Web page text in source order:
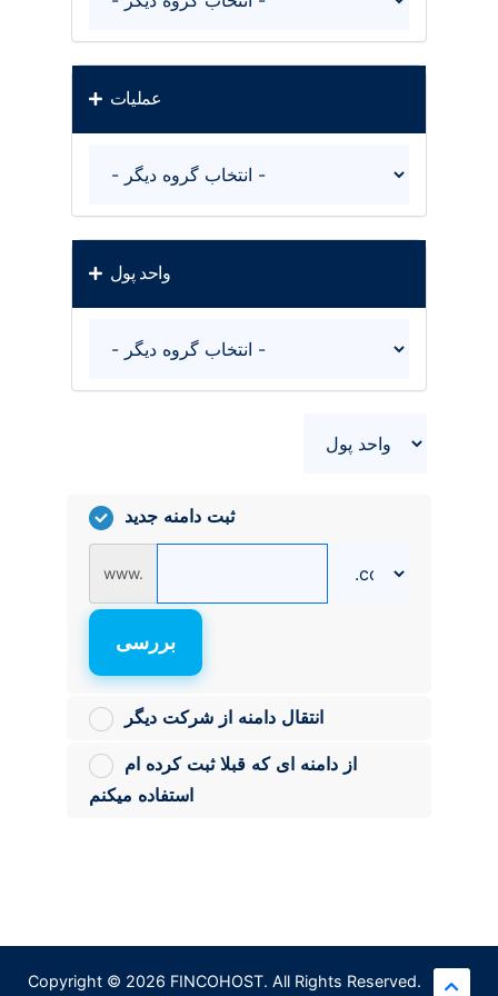
عملیات
واحد پول
ثبت دامنه جدید
www.
بررسی
انتقال دامنه از شرکت دیگر
از دامنه ای که قبلا ثبت کرده ام
استفاده میکنم
Copyright © 2026 FINCOHOST. All Rights Reserved.